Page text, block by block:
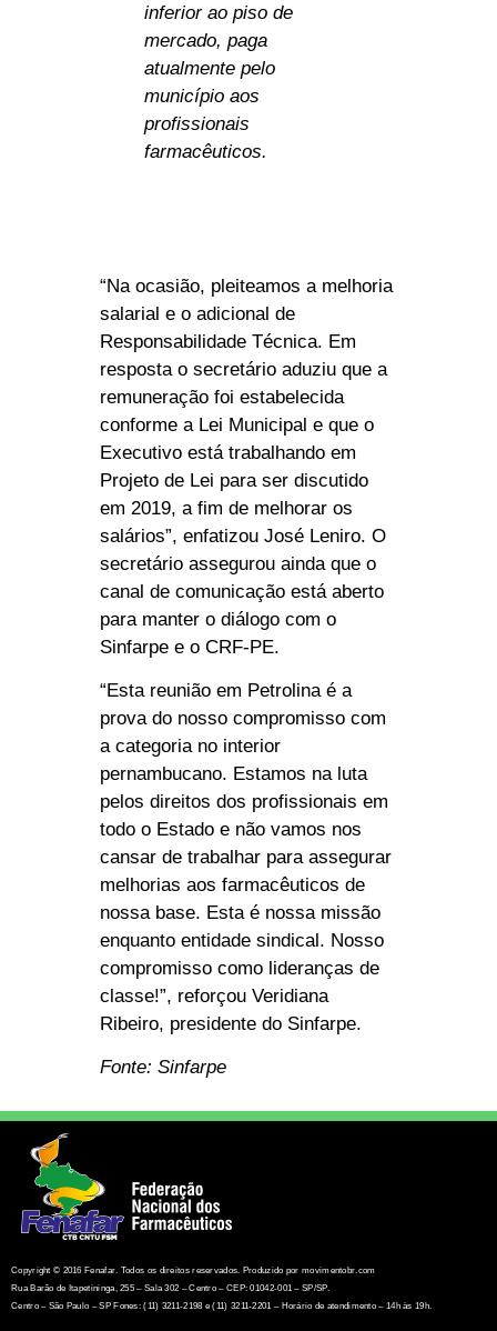
inferior ao piso de
mercado, paga
atualmente pelo
município aos
profissionais
farmacêuticos.
“Na ocasião, pleiteamos a melhoria
salarial e o adicional de
Responsabilidade Técnica. Em
resposta o secretário aduziu que a
remuneração foi estabelecida
conforme a Lei Municipal e que o
Executivo está trabalhando em
Projeto de Lei para ser discutido
em 2019, a fim de melhorar os
salários”, enfatizou José Leniro. O
secretário assegurou ainda que o
canal de comunicação está aberto
para manter o diálogo com o
Sinfarpe e o CRF-PE.
“Esta reunião em Petrolina é a
prova do nosso compromisso com
a categoria no interior
pernambucano. Estamos na luta
pelos direitos dos profissionais em
todo o Estado e não vamos nos
cansar de trabalhar para assegurar
melhorias aos farmacêuticos de
nossa base. Esta é nossa missão
enquanto entidade sindical. Nosso
compromisso como lideranças de
classe!”, reforçou Veridiana
Ribeiro, presidente do Sinfarpe.
Fonte: Sinfarpe
Copyright © 2016 Fenafar. Todos os direitos reservados. Produzido por movimentobr.com
Rua Barão de Itapetininga, 255 – Sala 302 – Centro – CEP: 01042-001 – SP/SP.
Centro – São Paulo – SP Fones: (11) 3211-2198 e (11) 3211-2201 – Horário de atendimento – 14h às 19h.